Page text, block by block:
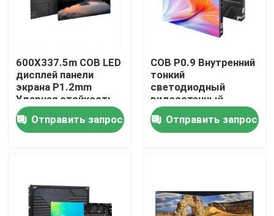
Домой
Продукты
VR-шоу
600X337.5m COB LED
дисплей панели
экрана P1.2mm
Ударная стойкость
Отправить запрос
COB P0.9 Внутренний
тонкий
светодиодный
видеостенный
дисплей, Внутренние
светодиодные
экраны 3 года 320 X
Отправить запрос